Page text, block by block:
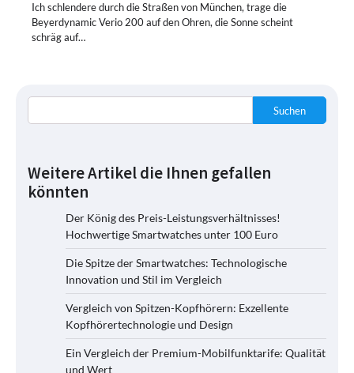
Ich schlendere durch die Straßen von München, trage die
Beyerdynamic Verio 200 auf den Ohren, die Sonne scheint
schräg auf…
Suchen
Weitere Artikel die Ihnen gefallen
könnten
Der König des Preis-Leistungsverhältnisses!
Hochwertige Smartwatches unter 100 Euro
Die Spitze der Smartwatches: Technologische
Innovation und Stil im Vergleich
Vergleich von Spitzen-Kopfhörern: Exzellente
Kopfhörertechnologie und Design
Ein Vergleich der Premium-Mobilfunktarife: Qualität
und Wert